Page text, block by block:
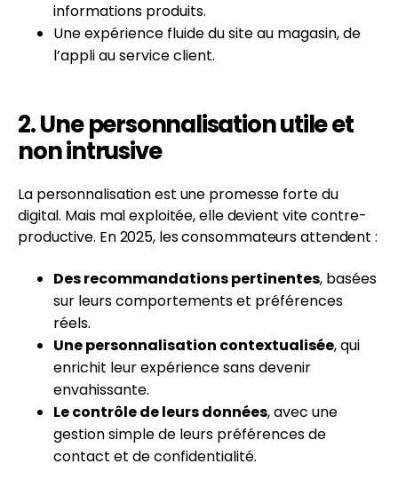
informations produits.
Une expérience fluide du site au magasin, de
l’appli au service client.
2. Une personnalisation utile et
non intrusive
La personnalisation est une promesse forte du
digital. Mais mal exploitée, elle devient vite contre-
productive. En 2025, les consommateurs attendent :
Des recommandations pertinentes, basées
sur leurs comportements et préférences
réels.
Une personnalisation contextualisée, qui
enrichit leur expérience sans devenir
envahissante.
Le contrôle de leurs données, avec une
gestion simple de leurs préférences de
contact et de confidentialité.